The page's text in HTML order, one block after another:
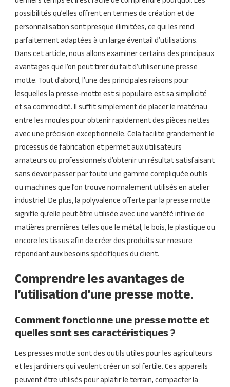
possibilités qu’elles offrent en termes de création et de
personnalisation sont presque illimitées, ce qui les rend
parfaitement adaptées à un large éventail d’utilisations.
Dans cet article, nous allons examiner certains des principaux
avantages que l’on peut tirer du fait d’utiliser une presse
motte. Tout d’abord, l’une des principales raisons pour
lesquelles la presse-motte est si populaire est sa simplicité
et sa commodité. Il suffit simplement de placer le matériau
entre les moules pour obtenir rapidement des pièces nettes
avec une précision exceptionnelle. Cela facilite grandement le
processus de fabrication et permet aux utilisateurs
amateurs ou professionnels d’obtenir un résultat satisfaisant
sans devoir passer par toute une gamme compliquée outils
ou machines que l’on trouve normalement utilisés en atelier
industriel. De plus, la polyvalence offerte par la presse motte
signifie qu’elle peut être utilisée avec une variété infinie de
matières premières telles que le métal, le bois, le plastique ou
encore les tissus afin de créer des produits sur mesure
répondant aux besoins spécifiques du client.
Comprendre les avantages de
l’utilisation d’une presse motte.
Comment fonctionne une presse motte et
quelles sont ses caractéristiques ?
Les presses motte sont des outils utiles pour les agriculteurs
et les jardiniers qui veulent créer un sol fertile. Ces appareils
peuvent être utilisés pour aplatir le terrain, compacter la